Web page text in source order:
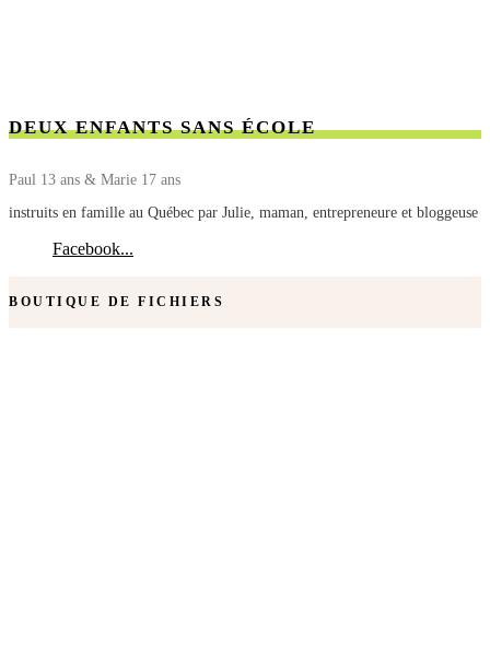
DEUX ENFANTS SANS ÉCOLE
Paul 13 ans & Marie 17 ans
instruits en famille au Québec par Julie, maman, entrepreneure et bloggeuse
Facebook...
BOUTIQUE DE FICHIERS